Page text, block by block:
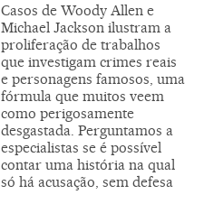
Casos de Woody Allen e
Michael Jackson ilustram a
proliferação de trabalhos
que investigam crimes reais
e personagens famosos, uma
fórmula que muitos veem
como perigosamente
desgastada. Perguntamos a
especialistas se é possível
contar uma história na qual
só há acusação, sem defesa